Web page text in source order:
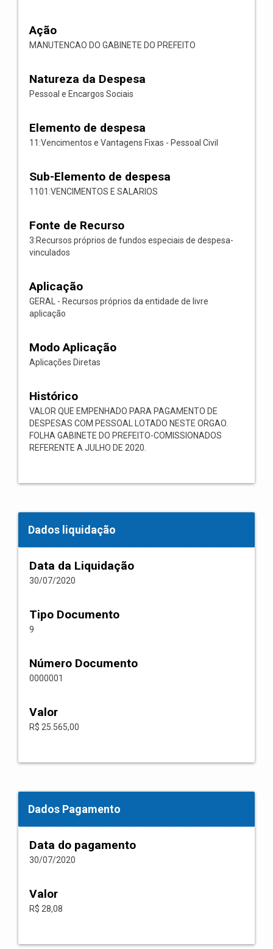
Ação
MANUTENCAO DO GABINETE DO PREFEITO
Natureza da Despesa
Pessoal e Encargos Sociais
Elemento de despesa
11:Vencimentos e Vantagens Fixas - Pessoal Civil
Sub-Elemento de despesa
1101:VENCIMENTOS E SALARIOS
Fonte de Recurso
3:Recursos próprios de fundos especiais de despesa-
vinculados
Aplicação
GERAL - Recursos próprios da entidade de livre
aplicação
Modo Aplicação
Aplicações Diretas
Histórico
VALOR QUE EMPENHADO PARA PAGAMENTO DE
DESPESAS COM PESSOAL LOTADO NESTE ORGAO.
FOLHA GABINETE DO PREFEITO-COMISSIONADOS
REFERENTE A JULHO DE 2020.
Dados liquidação
Data da Liquidação
30/07/2020
Tipo Documento
9
Número Documento
0000001
Valor
R$ 25.565,00
Dados Pagamento
Data do pagamento
30/07/2020
Valor
R$ 28,08